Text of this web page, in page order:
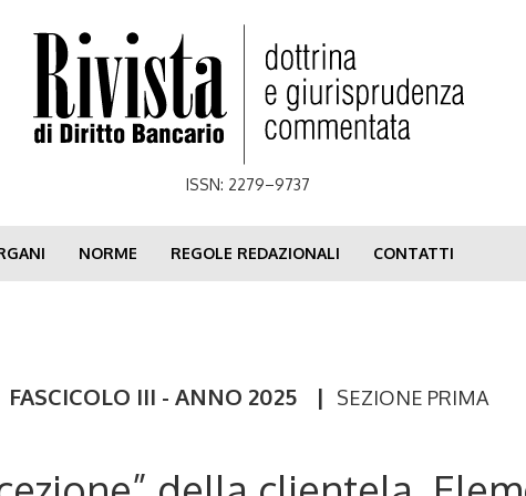
ISSN: 2279–9737
NORME REGOLE REDAZIONALI CONTATTI
FASCICOLO III - ANNO 2025 | SEZIONE PRIMA